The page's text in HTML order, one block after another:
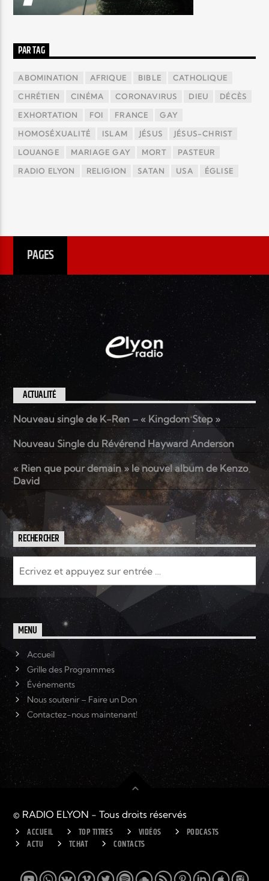
PAR TAG
ABOMINATION AFRIQUE BIBLE CATHOLIQUE
CHRÉTIEN CINÉMA CORONAVIRUS DIEU DÉCÈS
EXHORTATION FOI FRANCE GAY
HOMOSÉXUALITÉ ISLAM JÉSUS JÉSUS-CHRIST
LOUANGE MARIAGE GAY MORT PASTEUR
RADIO ELYON RELIGION SATAN USA ÉGLISE
PAGES
ACTUALITÉ
Nouveau single de K-Ren – « Kingdom Step »
Nouveau Single du Révérend Hayward Anderson
« Rien que pour demain » le nouvel album de Kenzo
David
RECHERCHER
MENU
Accueil
Grille des Programmes
Événements
Nous soutenir – Faire un Don
Contactez-nous maintenant!
© RADIO ELYON - Tous droits réservés
ACCUEIL TOP TITRES VIDÉOS
PODCASTS
ACTU
TCHAT CONTACTS